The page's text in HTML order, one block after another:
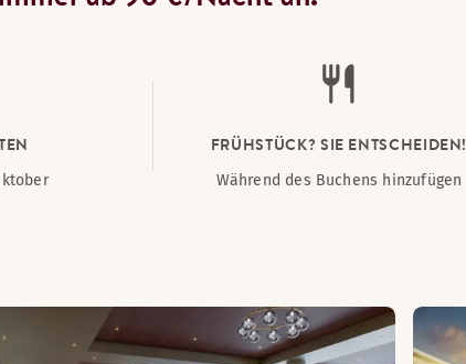
FRÜHSTÜCK? SIE ENTSCHEIDEN!
Während des Buchens hinzufügen